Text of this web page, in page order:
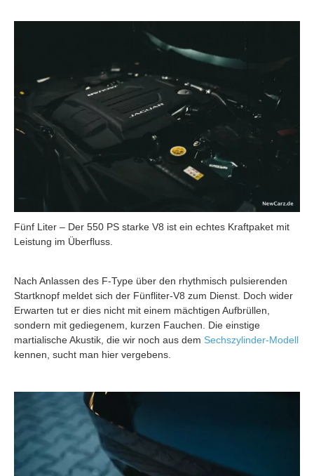
Fünf Liter – Der 550 PS starke V8 ist ein echtes Kraftpaket mit
Leistung im Überfluss.
Nach Anlassen des F-Type über den rhythmisch pulsierenden
Startknopf meldet sich der Fünfliter-V8 zum Dienst. Doch wider
Erwarten tut er dies nicht mit einem mächtigen Aufbrüllen,
sondern mit gediegenem, kurzen Fauchen. Die einstige
martialische Akustik, die wir noch aus dem Sechszylinder-Modell
kennen, sucht man hier vergebens.